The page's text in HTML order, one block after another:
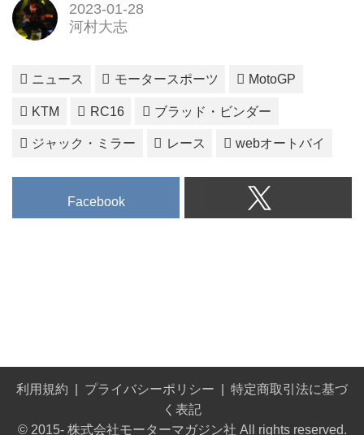
2023-01-28
河村大志
ニュース モータースポーツ MotoGP
KTM RC16 ブラッド・ビンダー
ジャック・ミラー レース webオートバイ
Facebook
利用規約 プライバシーポリシー
特定商取引法に基づ
く表記
© 2015- 株式会社モーターマガジン社 All rights reserved.